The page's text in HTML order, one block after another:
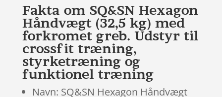
mmelser
Fakta om SQ&SN Hexagon
Håndvægt (32,5 kg) med
forkromet greb. Udstyr til
crossfit træning,
styrketræning og
funktionel træning
Navn: SQ&SN Hexagon Håndvægt